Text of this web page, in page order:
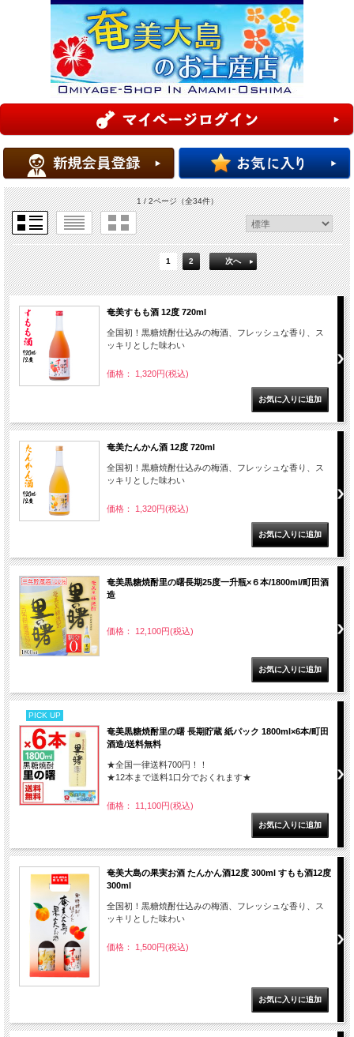
1 / 2ページ（全34件）
1 2 次へ
奄美すもも酒 12度 720ml
全国初！黒糖焼酎仕込みの梅酒、フレッシュな香り、ス
ッキリとした味わい
価格： 1,320円(税込)
奄美たんかん酒 12度 720ml
全国初！黒糖焼酎仕込みの梅酒、フレッシュな香り、ス
ッキリとした味わい
価格： 1,320円(税込)
奄美黒糖焼酎里の曙長期25度一升瓶×６本/1800ml/町田酒
造
価格： 12,100円(税込)
PICK UP
奄美黒糖焼酎里の曙 長期貯蔵 紙パック 1800ml×6本/町田
酒造/送料無料
★全国一律送料700円！！
★12本まで送料1口分でおくれます★
価格： 11,100円(税込)
奄美大島の果実お酒 たんかん酒12度 300ml すもも酒12度
300ml
全国初！黒糖焼酎仕込みの梅酒、フレッシュな香り、ス
ッキリとした味わい
価格： 1,500円(税込)